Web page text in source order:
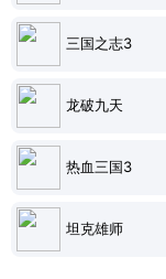
三国之志3
龙破九天
热血三国3
坦克雄师